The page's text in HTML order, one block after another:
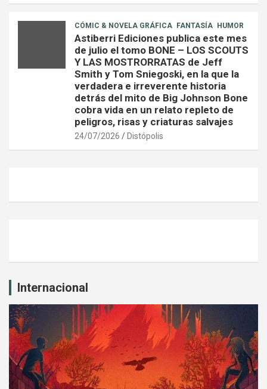
CÓMIC & NOVELA GRÁFICA FANTASÍA HUMOR
Astiberri Ediciones publica este mes
de julio el tomo BONE – LOS SCOUTS
Y LAS MOSTRORRATAS de Jeff
Smith y Tom Sniegoski, en la que la
verdadera e irreverente historia
detrás del mito de Big Johnson Bone
cobra vida en un relato repleto de
peligros, risas y criaturas salvajes
24/07/2026 Distópolis
Internacional